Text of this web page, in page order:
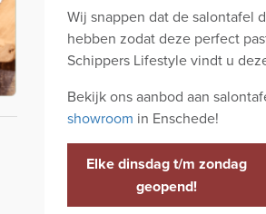
Wij snappen dat de salontafel
hebben zodat deze perfect
Schippers Lifestyle vindt u
Bekijk ons aanbod aan
showroom in Enschede!
Elke dinsdag t/m zondag
geopend!